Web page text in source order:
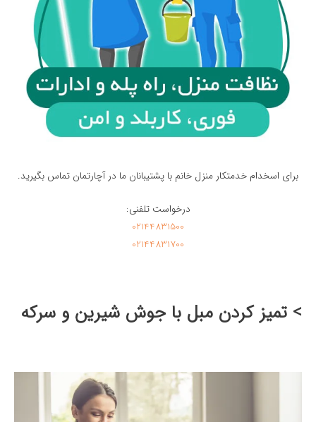
برای اسخدام خدمتکار منزل خانم با پشتیبانان ما در آچارتمان تماس بگیرید.
درخواست تلفنی:
02144831500
02144831700
> تميز كردن مبل با جوش شيرين و سرکه